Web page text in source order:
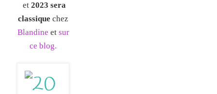
et 2023 sera
classique chez
Blandine et sur
ce blog.